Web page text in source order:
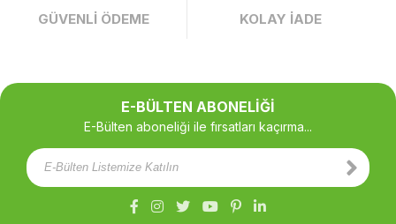
GÜVENLİ ÖDEME KOLAY İADE
E-BÜLTEN ABONELİĞİ
E-Bülten aboneliği ile fırsatları kaçırma...